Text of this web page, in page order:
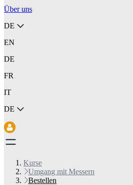
Über uns
DE
EN
DE
FR
IT
DE
Kurse
Umgang mit Messern
Bestellen